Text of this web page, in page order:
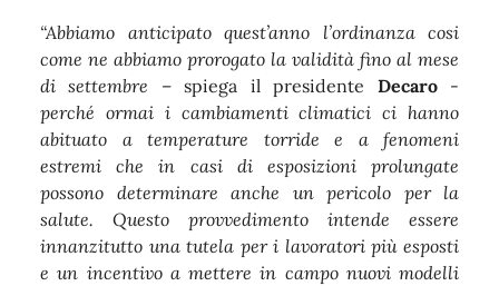
“Abbiamo anticipato quest’anno l’ordinanza cosi
come ne abbiamo prorogato la validità fino al mese
di settembre – spiega il presidente Decaro-
perché ormai i cambiamenti climatici ci hanno
abituato a temperature torride e a fenomeni
estremi che in casi di esposizioni prolungate
possono determinare anche un pericolo per la
salute. Questo provvedimento intende essere
innanzitutto una tutela per i lavoratori più esposti
e un incentivo a mettere in campo nuovi modelli